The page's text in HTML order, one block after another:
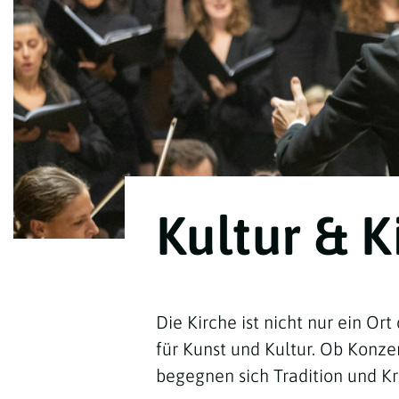
Beichte
Hochzeit & Ehe
Weihe
Krankensalbung
Fastenzeit
Karwoche
Ostern
Christi
Pfingsten
Erntedank
Ökumene
Kirchenbeitrag
Telefonseelsorge
Region
In Memoriam
Personen
Pfarren
Kultur &
Die Kirche ist nicht nur ein Ort
für Kunst und Kultur. Ob
begegnen sich Tradition und